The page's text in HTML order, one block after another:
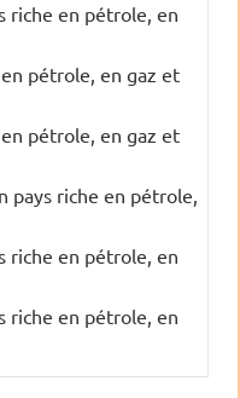
riche en pétrole, en
pétrole, en gaz et
pétrole, en gaz et
pays riche en pétrole,
riche en pétrole, en
riche en pétrole, en